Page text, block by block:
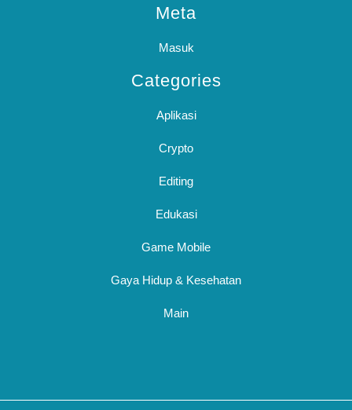
Meta
Masuk
Categories
Aplikasi
Crypto
Editing
Edukasi
Game Mobile
Gaya Hidup & Kesehatan
Main